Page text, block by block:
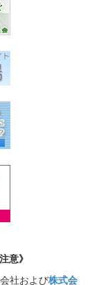
意》
社および株式会